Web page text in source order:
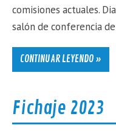
comisiones actuales.
salón de conferencia
CONTINUAR LEYENDO »
Fichaje 2023